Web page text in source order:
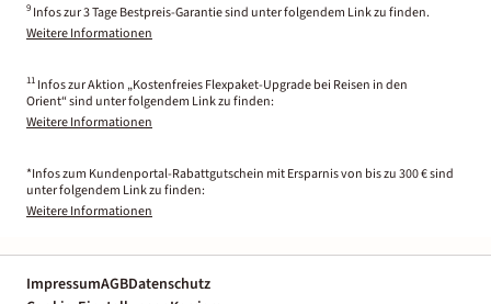
9 Infos zur 3 Tage Bestpreis-Garantie sind unter folgendem Link zu finden.
Weitere Informationen
11 Infos zur Aktion „Kostenfreies Flexpaket-Upgrade bei Reisen in den
Orient“ sind unter folgendem Link zu finden:
Weitere Informationen
*Infos zum Kundenportal-Rabattgutschein mit Ersparnis von bis zu 300 € sind
unter folgendem Link zu finden:
Weitere Informationen
ImpressumAGBDatenschutz